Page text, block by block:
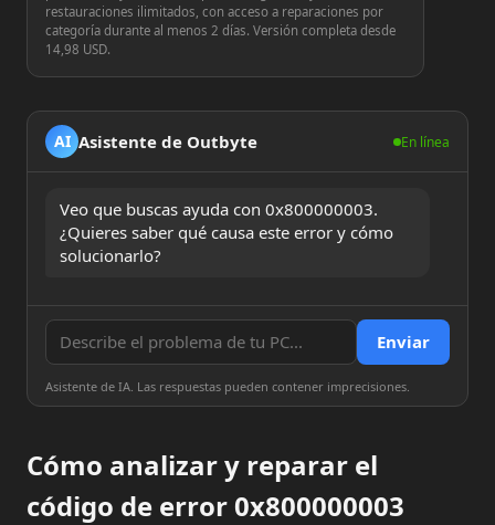
restauraciones ilimitados, con acceso a reparaciones por
categoría durante al menos 2 días. Versión completa desde
14,98 USD.
AI Asistente de Outbyte En línea
Veo que buscas ayuda con 0x800000003.
¿Quieres saber qué causa este error y cómo
solucionarlo?
Enviar
Asistente de IA. Las respuestas pueden contener imprecisiones.
Cómo analizar y reparar el
código de error 0x800000003